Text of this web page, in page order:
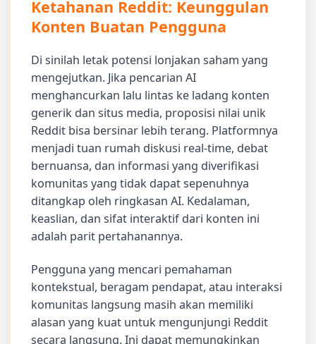
Ketahanan Reddit: Keunggulan
Konten Buatan Pengguna
Di sinilah letak potensi lonjakan saham yang
mengejutkan. Jika pencarian AI
menghancurkan lalu lintas ke ladang konten
generik dan situs media, proposisi nilai unik
Reddit bisa bersinar lebih terang. Platformnya
menjadi tuan rumah diskusi real-time, debat
bernuansa, dan informasi yang diverifikasi
komunitas yang tidak dapat sepenuhnya
ditangkap oleh ringkasan AI. Kedalaman,
keaslian, dan sifat interaktif dari konten ini
adalah parit pertahanannya.
Pengguna yang mencari pemahaman
kontekstual, beragam pendapat, atau interaksi
komunitas langsung masih akan memiliki
alasan yang kuat untuk mengunjungi Reddit
secara langsung. Ini dapat memungkinkan